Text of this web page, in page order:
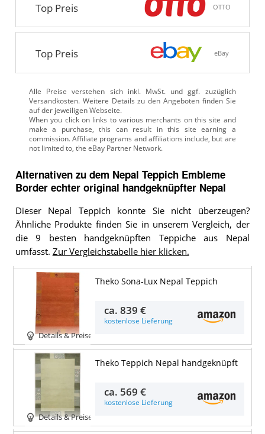
Top Preis OTTO
Top Preis eBay
Alle Preise verstehen sich inkl. MwSt. und ggf. zuzüglich
Versandkosten. Weitere Details zu den Angeboten finden Sie
auf der jeweiligen Webseite.
Alternativen zu dem Nepal Teppich Embleme
Border echter original handgeknüpfter Nepal
Dieser Nepal Teppich konnte Sie nicht überzeugen?
Ähnliche Produkte finden Sie in unserem Vergleich, der
die 9 besten handgeknüpften Teppiche aus Nepal
umfasst. Zur Vergleichstabelle hier klicken.
Details & Preise
Theko Sona-Lux Nepal Teppich
ca.839 €
kostenlose Lieferung
Details & Preise
Theko Teppich Nepal handgeknüpft
ca. 569 €
kostenlose Lieferung